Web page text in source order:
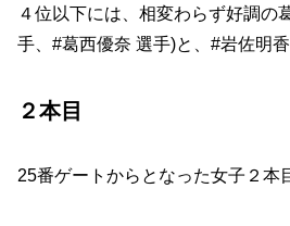
４位以下には、相変わらず好調の
手、#葛西優奈 選手)と、#岩佐明
２本目
25番ゲートからとなった女子２本